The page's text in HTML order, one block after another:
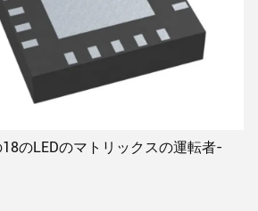
のLEDのマトリックスの運転者-